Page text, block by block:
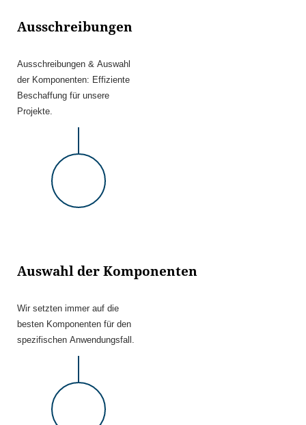
Ausschreibungen
Ausschreibungen & Auswahl
der Komponenten: Effiziente
Beschaffung für unsere
Projekte.
Auswahl der Komponenten
Wir setzten immer auf die
besten Komponenten für den
spezifischen Anwendungsfall.